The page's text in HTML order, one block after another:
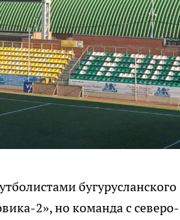
2», но команда с